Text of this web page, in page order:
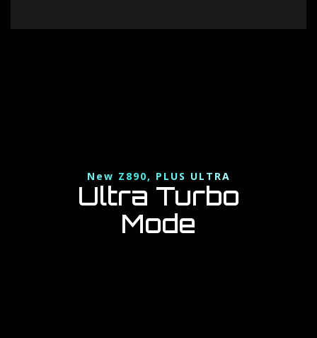
New Z890, PLUS ULTRA
Ultra Turbo
Mode